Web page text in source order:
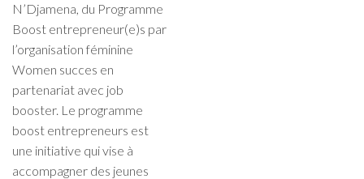
N’Djamena, du Programme
Boost entrepreneur(e)s par
l’organisation féminine
Women succes en
partenariat avec job
booster. Le programme
boost entrepreneurs est
une initiative qui vise à
accompagner des jeunes